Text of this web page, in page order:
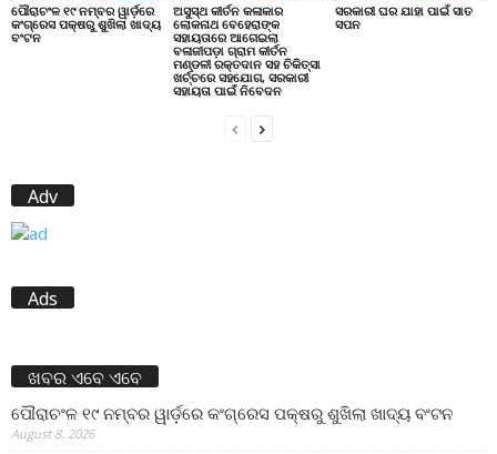
ପୌରାଚଂଳ ୧୯ ନମ୍ବର ୱାର୍ଡ଼ରେ
କଂଗ୍ରେସ ପକ୍ଷରୁ ଶୁଖିଲା ଖାଦ୍ୟ
ବଂଟନ
ଅସୁସ୍ଥ କୀର୍ତନ କଳାକାର
ଲୋକନାଥ ବେହେରାଙ୍କ
ସହାୟତାରେ ଆଗେଇଲା
ବଳାଜୀପଡ଼ା ଗ୍ରାମ କୀର୍ତନ
ମଣ୍ଡଳୀ ରକ୍ତଦାନ ସହ ଚିକିତ୍ସା
ଖର୍ଚ୍ଚରେ ସହଯୋଗ, ସରକାରୀ
ସହାୟତା ପାଇଁ ନିବେଦନ
ସରକାରୀ ଘର ଯାହା ପାଇଁ ସାତ
ସପନ
Adv
Ads
ଖବର ଏବେ ଏବେ
ପୌରାଚଂଳ ୧୯ ନମ୍ବର ୱାର୍ଡ଼ରେ କଂଗ୍ରେସ ପକ୍ଷରୁ ଶୁଖିଲା ଖାଦ୍ୟ ବଂଟନ
August 8, 2026